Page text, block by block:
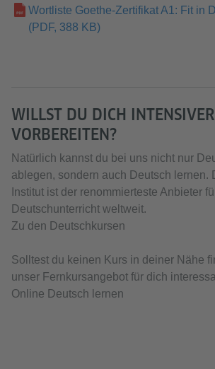
Wortliste Goethe-Zertifikat A1: Fit in
(PDF, 388 KB)
WILLST DU DICH INTENSIVER
VORBEREITEN?
Natürlich kannst du bei uns nicht nur
ablegen, sondern auch Deutsch lernen.
Institut ist der renommierteste Anbieter
Deutschunterricht weltweit.
Zu den Deutschkursen
Solltest du keinen Kurs in deiner Nähe
unser Fernkursangebot für dich
Online Deutsch lernen